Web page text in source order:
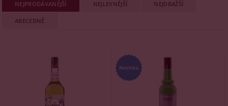
NEJPRODÁVANĚJŠÍ NEJLEVNĚJŠÍ NEJDRAŽŠÍ
ABECEDNĚ